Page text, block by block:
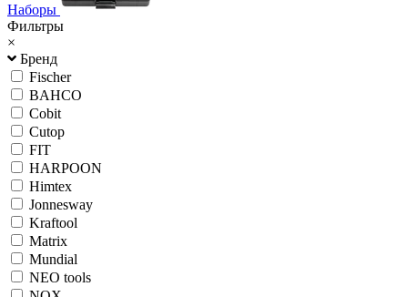
Наборы
Фильтры
×
Бренд
Fischer
BAHCO
Cobit
Cutop
FIT
HARPOON
Himtex
Jonnesway
Kraftool
Matrix
Mundial
NEO tools